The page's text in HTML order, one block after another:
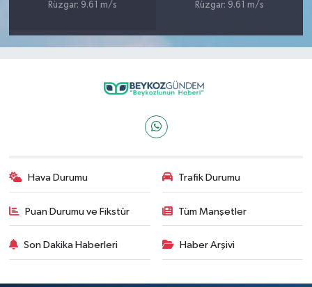
Rüzgar: 9.61 m/s
Rüzgar: 9.61 m/s
Hava Durumu Trafik Durumu
Puan Durumu ve Fikstür Tüm Manşetler
Son Dakika Haberleri Haber Arşivi